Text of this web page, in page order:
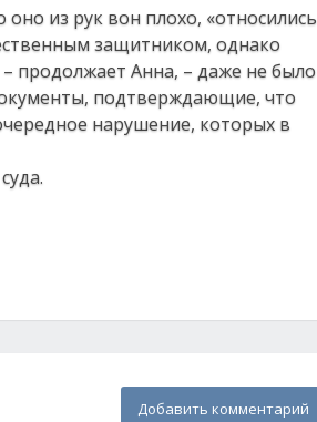
из рук вон плохо, «относились
защитником, однако
– продолжает Анна, – даже не было
подтверждающие, что
нарушение, которых в
Добавить комментарий